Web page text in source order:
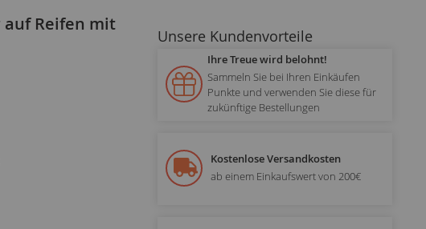
Unsere Kundenvorteile
Ihre Treue wird belohnt!
Sammeln Sie bei Ihren Einkäufen
Punkte und verwenden Sie diese für
zukünftige Bestellungen
Kostenlose Versandkosten
ab einem Einkaufswert von 200€